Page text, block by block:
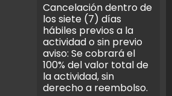
Cancelación dentro de
los siete (7) días
hábiles previos a la
actividad o sin previo
aviso: Se cobrará el
100% del valor total de
la actividad, sin
derecho a reembolso.